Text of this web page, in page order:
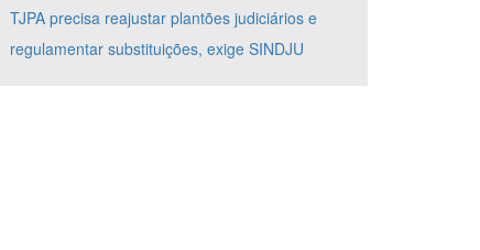
TJPA precisa reajustar plantões judiciários e
regulamentar substituições, exige SINDJU